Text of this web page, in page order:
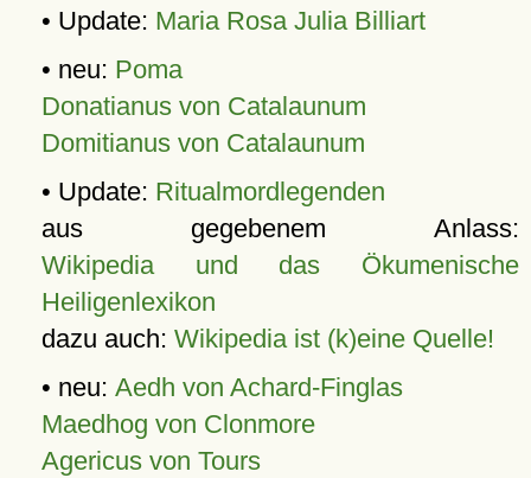
• Update: Maria Rosa Julia Billiart
• neu: Poma
Donatianus von Catalaunum
Domitianus von Catalaunum
• Update: Ritualmordlegenden
aus gegebenem Anlass:
Wikipedia und das Ökumenische
Heiligenlexikon
dazu auch: Wikipedia ist (k)eine Quelle!
• neu: Aedh von Achard-Finglas
Maedhog von Clonmore
Agericus von Tours